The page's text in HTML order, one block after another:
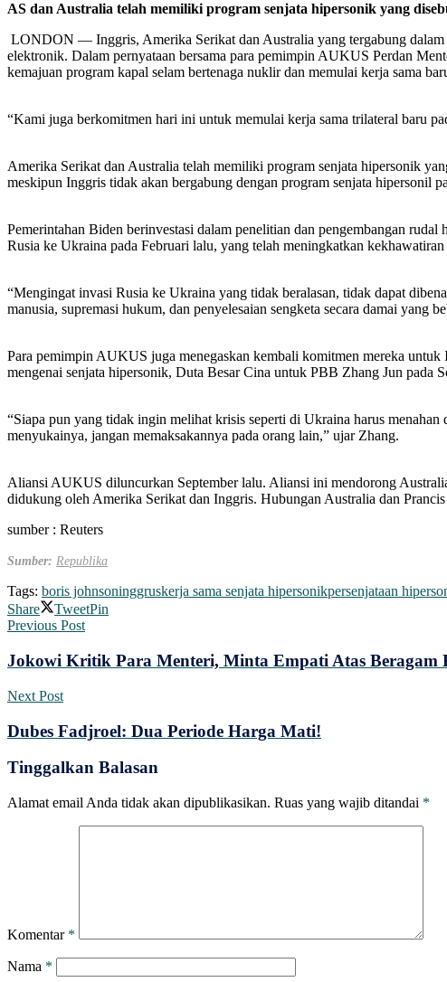
AS dan Australia telah memiliki program senjata hipersonik yang
LONDON — Inggris, Amerika Serikat dan Australia yang tergabung
elektronik. Dalam pernyataan bersama para pemimpin AUKUS Perdan
kemajuan program kapal selam bertenaga nuklir dan memulai kerja sama
“Kami juga berkomitmen hari ini untuk memulai kerja sama trilateral baru
Amerika Serikat dan Australia telah memiliki program senjata hipersonik
meskipun Inggris tidak akan bergabung dengan program senjata hipersonil
Pemerintahan Biden berinvestasi dalam penelitian dan pengembangan
Rusia ke Ukraina pada Februari lalu, yang telah meningkatkan kekhawatiran
“Mengingat invasi Rusia ke Ukraina yang tidak beralasan, tidak dapat
manusia, supremasi hukum, dan penyelesaian sengketa secara damai yang
Para pemimpin AUKUS juga menegaskan kembali komitmen mereka
mengenai senjata hipersonik, Duta Besar Cina untuk PBB Zhang Jun
“Siapa pun yang tidak ingin melihat krisis seperti di Ukraina harus
menyukainya, jangan memaksakannya pada orang lain,” ujar Zhang.
Aliansi AUKUS diluncurkan September lalu. Aliansi ini mendorong
didukung oleh Amerika Serikat dan Inggris. Hubungan Australia dan
sumber : Reuters
Sumber: Republika
Tags: boris johnsoninggruskerja sama senjata hipersonikpersenjataan
Share
TweetPin
Previous Post
Jokowi Kritik Para Menteri, Minta Empati Atas Beragam
Next Post
Dubes Fadjroel: Dua Periode Harga Mati!
Tinggalkan Balasan
Alamat email Anda tidak akan dipublikasikan. Ruas yang wajib ditandai *
Komentar *
Nama *